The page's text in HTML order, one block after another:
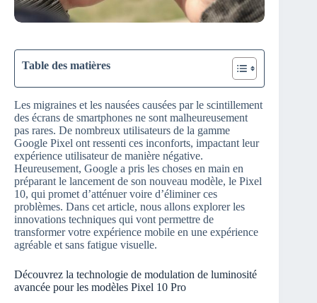
Table des matières
Les migraines et les nausées causées par le scintillement
des écrans de smartphones ne sont malheureusement
pas rares. De nombreux utilisateurs de la gamme
Google Pixel ont ressenti ces inconforts, impactant leur
expérience utilisateur de manière négative.
Heureusement, Google a pris les choses en main en
préparant le lancement de son nouveau modèle, le Pixel
10, qui promet d’atténuer voire d’éliminer ces
problèmes. Dans cet article, nous allons explorer les
innovations techniques qui vont permettre de
transformer votre expérience mobile en une expérience
agréable et sans fatigue visuelle.
Découvrez la technologie de modulation de luminosité
avancée pour les modèles Pixel 10 Pro